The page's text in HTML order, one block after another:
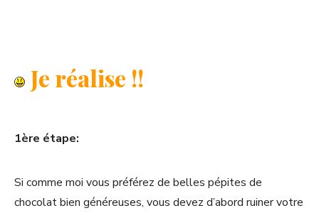
Je réalise !!
1ère étape:
Si comme moi vous préférez de belles pépites de
chocolat bien généreuses, vous devez d’abord ruiner votre